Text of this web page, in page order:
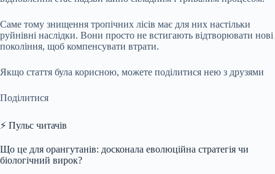
Саме тому знищення тропічних лісів має для них настільки
руйнівні наслідки. Вони просто не встигають відтворювати нові
покоління, щоб компенсувати втрати.
Якщо стаття була корисною, можете поділитися нею з друзями
Поділитися
⚡ Пульс читачів
Що це для орангутанів: досконала еволюційна стратегія чи
біологічний вирок?